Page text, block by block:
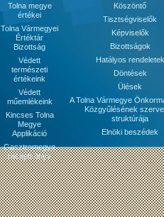
Tolna megye
értékei
Tolna Vármegyei
Értéktár
Bizottság
Védett
természeti
értékeink
Védett
műemlékeink
Kincses Tolna
Megye
Applikáció
Gasztromegye
receptkönyv
Köszöntő
Tisztségviselők
Képviselők
Bizottságok
Hatályos rendeletek
Döntések
Ülések
A Tolna Vármegye
Közgyűlésének
struktúrája
Elnöki beszédek